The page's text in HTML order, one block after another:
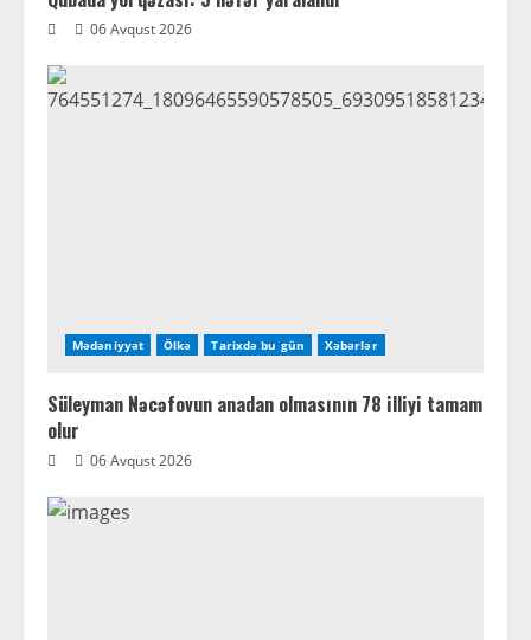
06 Avqust 2026
Mədəniyyət Ölkə Tarixdə bu gün Xəbərlər
Süleyman Nəcəfovun anadan olmasının 78 illiyi tamam
olur
06 Avqust 2026